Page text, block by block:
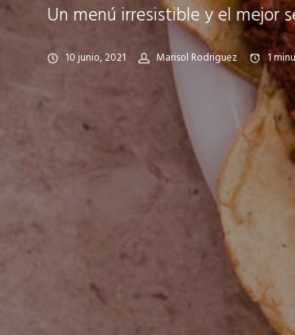
Un menú irresistible y el mejor
10 junio, 2021 Marisol Rodriguez 1